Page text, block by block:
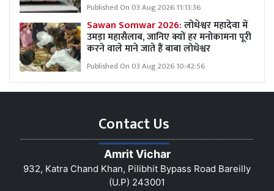
Published On 03 Aug 2026 11:13:36
Sawan Somwar 2026:लोधेश्वर महादेवा में
उमड़ा महासैलाब, जानिए क्यों हर मनोकामना पूरी
करने वाले माने जाते हैं बाबा लोधेश्वर
Published On 03 Aug 2026 10:42:56
Contact Us
Amrit Vichar
932, Katra Chand Khan, Pilibhit Bypass Road Bareilly
(U.P) 243001